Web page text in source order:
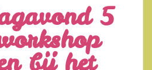
5
bij het